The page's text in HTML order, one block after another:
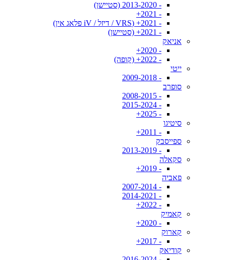
- 2013-2020 (סטיישן)
- 2021+
- 2021+ (VRS / דיזל / iV פלאג אין)
- 2021+ (סטיישן)
אניאק
- 2020+
- 2022+ (קופה)
ייטי
- 2009-2018
סופרב
- 2008-2015
- 2015-2024
- 2025+
סיטיגו
- 2011+
ספייסבק
- 2013-2019
סקאלה
- 2019+
פאביה
- 2007-2014
- 2014-2021
- 2022+
קאמיק
- 2020+
קארוק
- 2017+
קודיאק